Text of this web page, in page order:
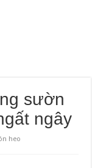
sườn
ngây
heo